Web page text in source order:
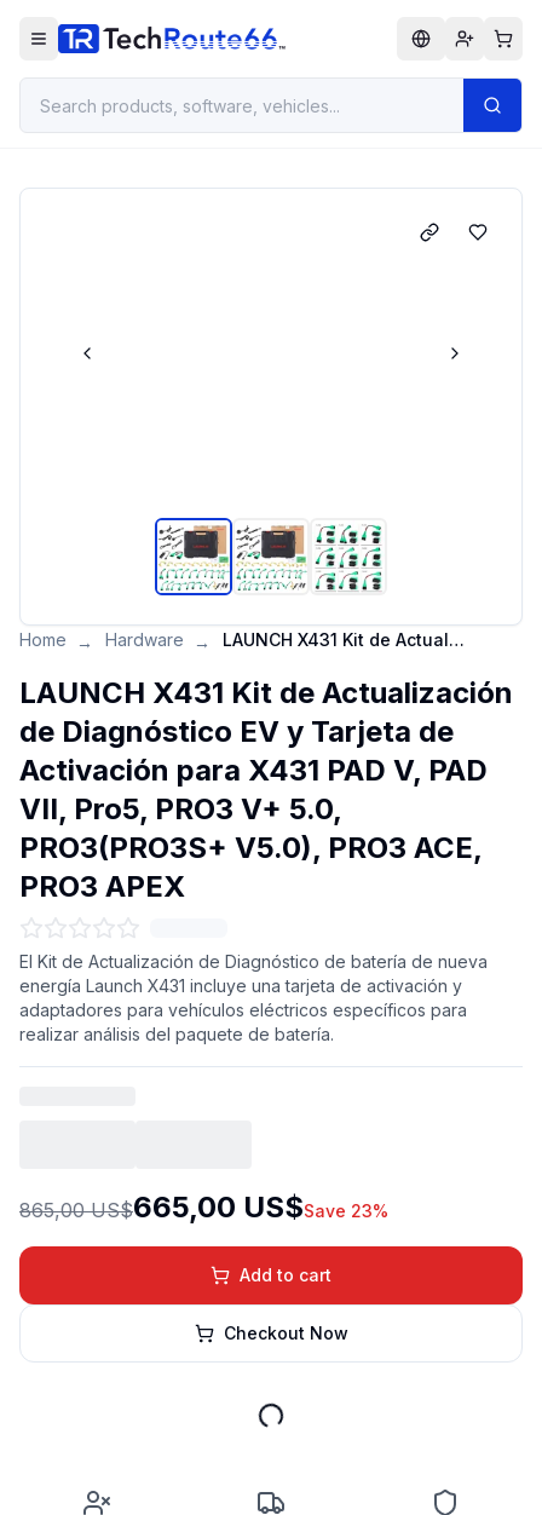
Home → Hardware → LAUNCH X431 Kit de Actualización de Diagnóstico EV y Tarjeta de Activación para X431 PAD V, PAD VII, Pro5, PRO3 V+ 5.0, PRO3(PRO3S+ V5.0), PRO3 ACE, PRO3 APEX
LAUNCH X431 Kit de Actualización
de Diagnóstico EV y Tarjeta de
Activación para X431 PAD V, PAD
VII, Pro5, PRO3 V+ 5.0,
PRO3(PRO3S+ V5.0), PRO3 ACE,
PRO3 APEX
El Kit de Actualización de Diagnóstico de batería de nueva
energía Launch X431 incluye una tarjeta de activación y
adaptadores para vehículos eléctricos específicos para
realizar análisis del paquete de batería.
865,00 US$665,00 US$Save 23%
Add to cart
Checkout Now